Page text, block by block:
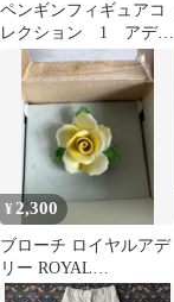
ペンギンフィギュアコ
レクション 1 アデリ
ーペンギン
¥ 2,300
ブローチ ロイヤルアデ
リー ROYAL
ADDERLEY FLORAL